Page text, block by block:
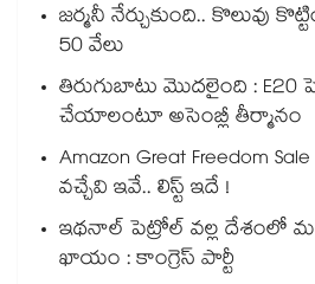
జర్మనీ నేర్చుకుంది.. కొలువు
50 వేలు
తిరుగుబాటు మొదలైంది : E20
చేయాలంటూ అసెంబ్లీ తీర్మానం
Amazon Great Freedom
వచ్చేవి ఇవే.. లిస్ట్ ఇదే !
ఇథనాల్ పెట్రోల్ వల్ల దేశంలో
ఖాయం : కాంగ్రెస్ పార్టీ